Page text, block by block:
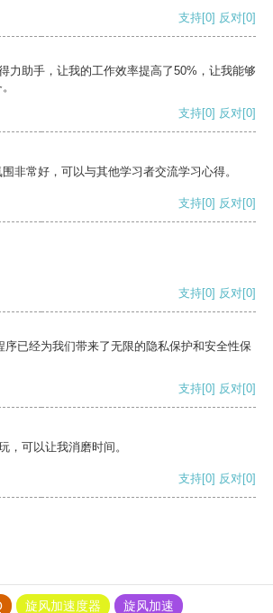
支持[0] 反对[0]
力助手，让我的工作效率提高了50%，让我能够
支持[0] 反对[0]
非常好，可以与其他学习者交流学习心得。
支持[0] 反对[0]
支持[0] 反对[0]
序已经为我们带来了无限的隐私保护和安全性保
支持[0] 反对[0]
，可以让我消磨时间。
支持[0] 反对[0]
旋风加速度器 旋风加速